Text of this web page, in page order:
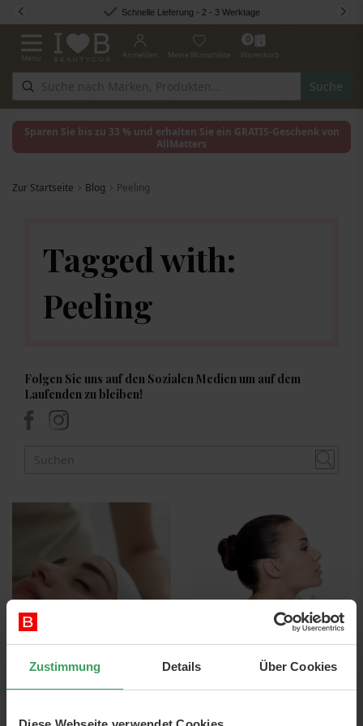
Zustimmung Details Über Cookies
Zum Inhalt springen Schnelle Lieferung - 2 - 3 Werktage
Navigation umschalten
Menü
Suche
Anmelden Meine Wunschliste
0
Warenkorb
Sparen Sie bis zu 33 % und erhalten Sie ein GRATIS-Geschenk von
AllMatters
Zur Startseite Blog Peeling
Tagged with:
Peeling
Folgen Sie uns auf den Sozialen Medien um auf dem
Laufenden zu bleiben!
23rd April 2024
Leitfaden zu AHA
09th November 2022
Das richtige